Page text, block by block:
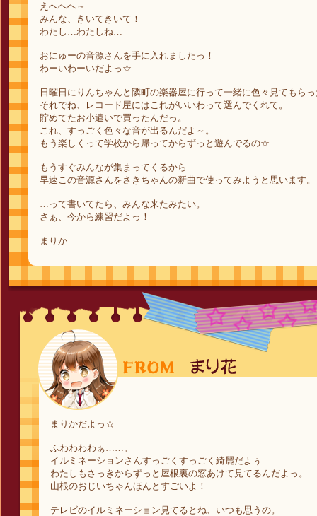
えへへへ～
みんな、きいてきいて！
わたし…わたしね…
おにゅーの音源さんを手に入れましたっ！
わーいわーいだよっ☆
日曜日にりんちゃんと隣町の楽器屋に行って一緒に色々見てもら
それでね、レコード屋にはこれがいいわって選んでくれて。
貯めてたお小遣いで買ったんだっ。
これ、すっごく色々な音が出るんだよ～。
もう楽しくって学校から帰ってからずっと遊んでるの☆
もうすぐみんなが集まってくるから
早速この音源さんをさきちゃんの新曲で使ってみようと思います。
…って書いてたら、みんな来たみたい。
さぁ、今から練習だよっ！
まりか
まりかだよっ☆
ふわわわわぁ……。
イルミネーションさんすっごくすっごく綺麗だよぅ
わたしもさっきからずっと屋根裏の窓あけて見てるんだよっ。
山根のおじいちゃんほんとすごいよ！
テレビのイルミネーション見てるとね、いつも思うの。